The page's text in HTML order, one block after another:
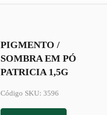
PIGMENTO /
SOMBRA EM PÓ
PATRICIA 1,5G
Código SKU: 3596